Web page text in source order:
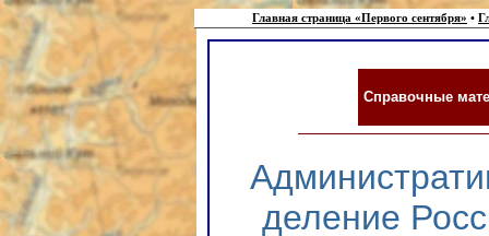
Главная страница «Первого сентября» •
Справочные
деление